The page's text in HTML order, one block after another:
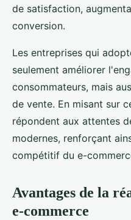
de satisfaction,
conversion.
Les entreprises qui
seulement améliorer
consommateurs, mais
de vente. En misant sur
répondent aux attentes
modernes, renforçant
compétitif du e-
Avantages de la
e-commerce